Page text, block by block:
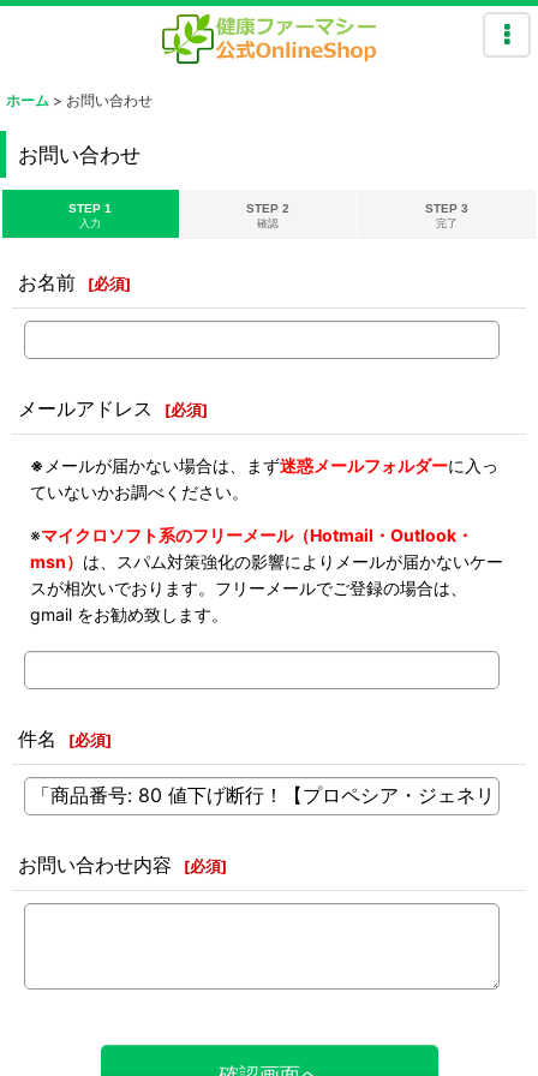
ホーム > お問い合わせ
お問い合わせ
STEP 1
入力
STEP 2
確認
STEP 3
完了
お名前 [必須]
メールアドレス [必須]
※ メールが届かない場合は、まず迷惑メールフォルダーに入っ
ていないかお調べください。
※マイクロソフト系のフリーメール（Hotmail・Outlook・
msn） は、スパム対策強化の影響によりメールが届かないケー
スが相次いでおります。フリーメールでご登録の場合は、
gmail をお勧め致します。
件名 [必須]
お問い合わせ内容 [必須]